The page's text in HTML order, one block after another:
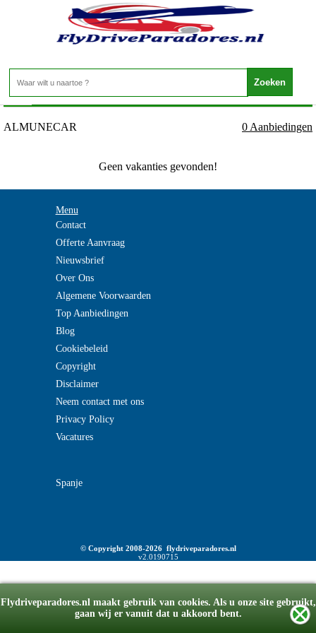
Flydriveparadores.nl maakt gebruik van cookies. Als u onze site gebruikt,
gaan wij er vanuit dat u akkoord bent.
Spanje - Costa del Sol - ALMUNECAR
Home>
ALMUNECAR 0 Aanbiedingen
Geen vakanties gevonden!
Menu
Contact
Offerte Aanvraag
Nieuwsbrief
Over Ons
Algemene Voorwaarden
Top Aanbiedingen
Blog
Cookiebeleid
Copyright
Disclaimer
Neem contact met ons
Privacy Policy
Vacatures
Spanje
© Copyright 2008-2026 flydriveparadores.nl
v2.0190715